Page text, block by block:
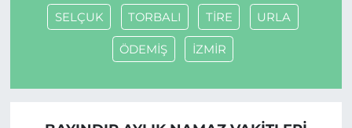
SELÇUK TORBALI TİRE URLA
ÖDEMİŞ İZMİR